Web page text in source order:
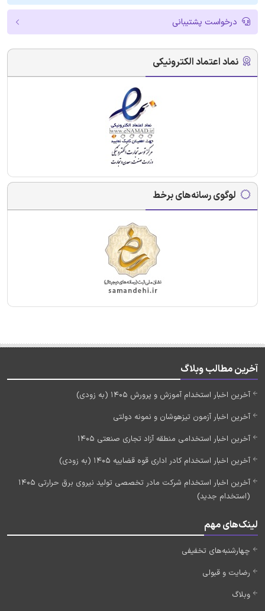
درخواست پشتیبانی
نماد اعتماد الکترونیکی
لوگوی رسانه‌های برخط
آخرین مطالب وبلاگ
آخرین اخبار استخدام آموزش و پرورش 1405 (به زودی)
آخرین اخبار آزمون تیزهوشان و نمونه دولتی
آخرین اخبار استخدامی منطقه آزاد تجاری صنعتی 1405
آخرین اخبار استخدام کادر اداری قوه قضاییه 1405 (به زودی)
آخرین اخبار استخدام شرکت مادر تخصصی تولید نیروی برق حرارتی 1405
(استخدام جدید)
لینک‌های مهم
چهارشنبه‌های تخفیفی
رضایت و قبولی
وبلاگ